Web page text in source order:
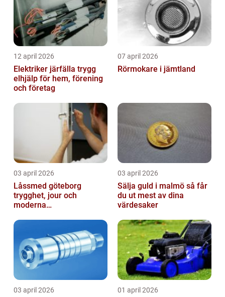
12 april 2026
Elektriker järfälla trygg
elhjälp för hem, förening
och företag
07 april 2026
Rörmokare i jämtland
03 april 2026
Låssmed göteborg
trygghet, jour och
moderna
03 april 2026
Sälja guld i malmö så får
du ut mest av dina
värdesaker
03 april 2026 01 april 2026